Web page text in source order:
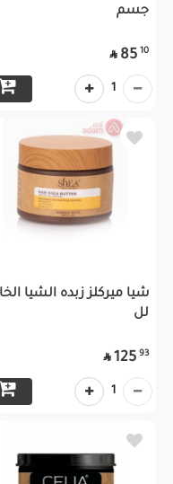
جسم
10
85

1
شيا ميركلز زبده الشيا
لل
93
125

1